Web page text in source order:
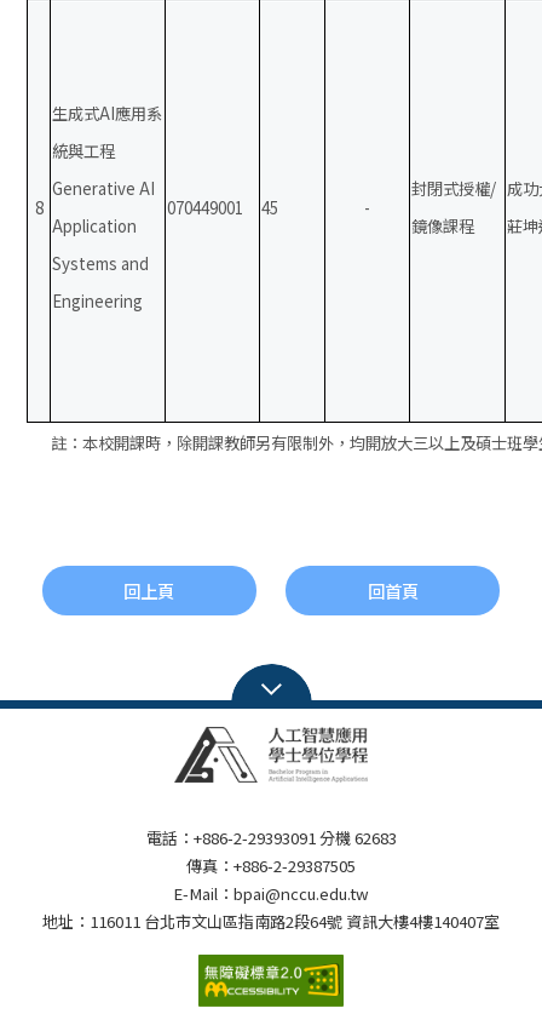
8
生成式AI應用系
統與工程
Generative AI
Application
Systems and
Engineering
070449001 45 -
封閉式授權/
鏡像課程
成
莊
註：本校開課時，除開課教師另有限制外，均開放大三以上及碩士班
回上頁 回首頁
電話：+886-2-29393091 分機 62683
傳真：+886-2-29387505
E-Mail：bpai@nccu.edu.tw
地址：116011 台北市文山區指南路2段64號 資訊大樓4樓140407室